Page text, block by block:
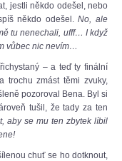
jestli někdo odešel, nebo
někdo odešel.No, ale
tu nenechali, ufff… I když
vůbec nic nevím…
– a teď ty finální
trochu zmást těmi zvuky,
pozoroval Bena. Byl si
tušil, že tady za ten
aby se mu ten zbytek líbil
chuť se ho dotknout,